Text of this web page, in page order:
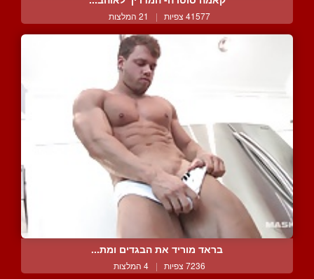
41577 צפיות | 21 המלצות
בראד מוריד את הבגדים ומת...
7236 צפיות | 4 המלצות